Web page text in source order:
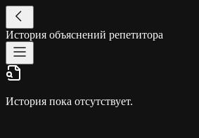
История объяснений репетитора
История пока отсутствует.